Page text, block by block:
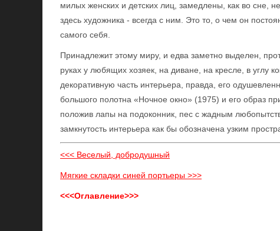
милых женских и детских лиц, замедлены, как во сне,
здесь художника - всегда с ним. Это то, о чем он
самого себя.
Принадлежит этому миру, и едва заметно выделен,
руках у любящих хозяек, на диване, на кресле, в углу
декоративную часть интерьера, правда, его
большого полотна «Ночное окно» (1975) и его образ
положив лапы на подоконник, пес с жадным
замкнутость интерьера как бы обозначена узким
<<< Веселый, добродушный
Мягкие складки синей портьеры >>>
<<<Оглавление>>>